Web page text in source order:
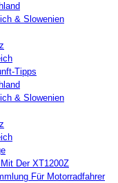
& Slowenien
Tipps
& Slowenien
Der XT1200Z
Für Motorradfahrer